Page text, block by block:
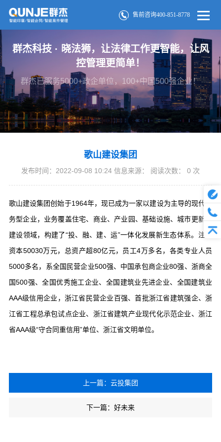
售前咨询400-851-8778
群杰科技 · 晓法狮，让法律工作更智能，让风
控管理更简单！
群杰已服务5000+政企单位，100+中国500强企业！
歌山建设集团
发布时间：2022-09-08 10:24 信息来源： 阅读次数： 0 次
歌山建设集团创始于1964年，现已成为一家以建设为主导的现代服
务型企业，业务覆盖住宅、商业、产业园、基础设施、城市更新等
建设领域，构建了“投、融、建、运”一体化发展新生态体系。注册
资本50030万元，总资产超80亿元，员工4万多名，各类专业人员
5000多名，系全国民营企业500强、中国承包商企业80强、浙商全
国500强、全国优秀施工企业、全国建筑业先进企业、全国建筑业
AAA级信用企业，浙江省民营企业百强、首批浙江省建筑强企、浙
江省工程总承包试点企业、浙江省建筑产业现代化示范企业、浙江
省AAA级“守合同重信用”单位、浙江省文明单位。
上一篇：云投集团
下一篇：好未来